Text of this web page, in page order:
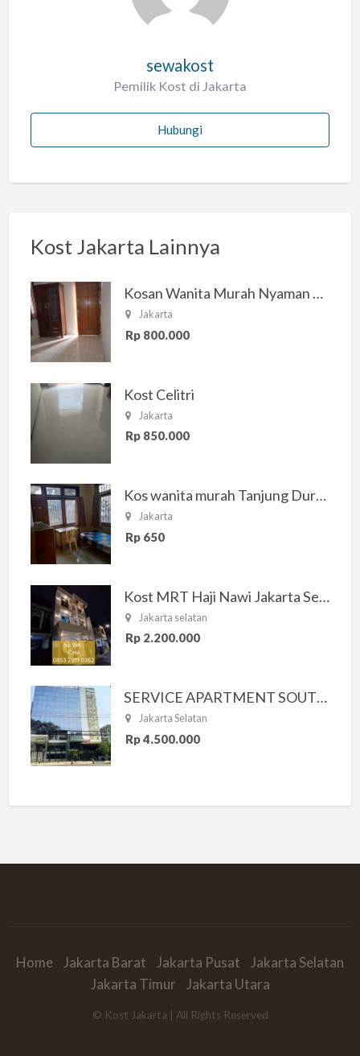
sewakost
Pemilik Kost di Jakarta
Hubungi
Kost Jakarta Lainnya
Kosan Wanita Murah Nyaman di Jakarta Selatan
Jakarta
Rp 800.000
Kost Celitri
Jakarta
Rp 850.000
Kos wanita murah Tanjung Duren Jakarta Barat
Jakarta
Rp 650
Kost MRT Haji Nawi Jakarta Selatan
Jakarta selatan
Rp 2.200.000
SERVICE APARTMENT SOUTH RESIDENCE
Jakarta Selatan
Rp 4.500.000
Home Jakarta Barat Jakarta Pusat
Jakarta Selatan
Jakarta Timur
Jakarta Utara
© Kost Jakarta | All Rights Reserved